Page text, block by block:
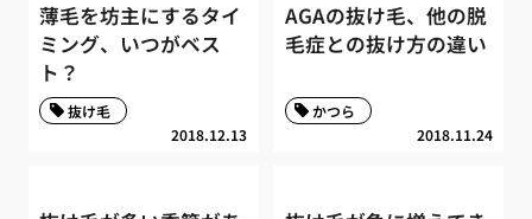
薄毛を坊主にするタイ
ミング、いつがベス
ト？
2018.12.13
抜け毛
AGAの抜け毛、他の脱
毛症との抜け方の違い
2018.11.24
かつら